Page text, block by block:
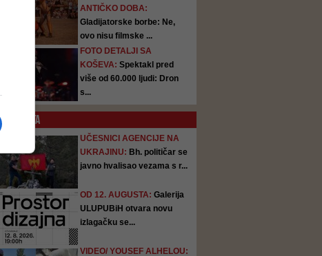
ANTIČKO DOBA:
Gladijatorske borbe: Ne,
ovo nisu filmske ...
FOTO DETALJI SA
KOŠEVA: Spektakl pred
više od 60.000 ljudi: Dron
s...
24 SATA
UČESNICI AGENCIJE NA
UKRAJINU: Bh. političar se
javno hvalisao vezama s r...
OD 12. AUGUSTA: Galerija
ULUPUBiH otvara novu
izlagačku se...
VIDEO/ YOUSEF ALHELOU: